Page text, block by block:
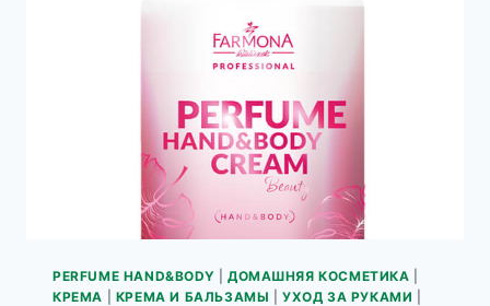
GLAMOUR
PERFUME HAND&BODY ДОМАШНЯЯ КОСМЕТИКА
КРЕМА
КРЕМА И БАЛЬЗАМЫ |УХОД ЗА РУКАМИ